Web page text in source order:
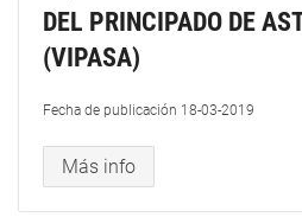
DEL PRINCIPADO DE
(VIPASA)
Fecha de publicación 18-03-2019
Más info